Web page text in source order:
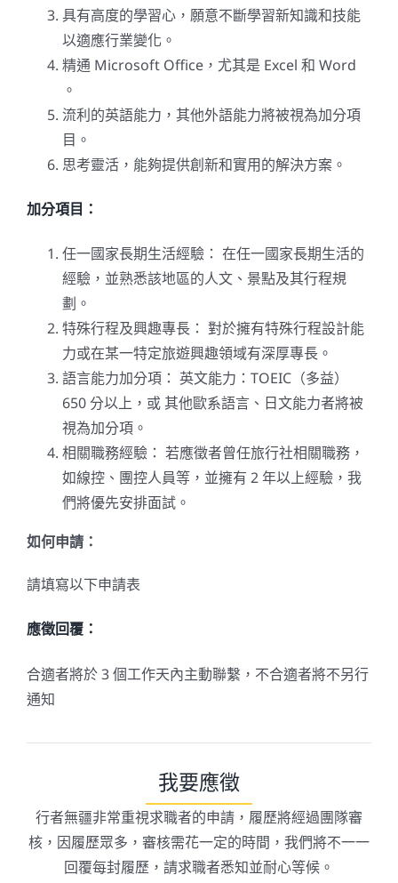
具有高度的學習心，願意不斷學習新知識和技能
以適應行業變化。
精通 Microsoft Office，尤其是 Excel 和 Word
。
流利的英語能力，其他外語能力將被視為加分項
目。
思考靈活，能夠提供創新和實用的解決方案。
加分項目：
任一國家長期生活經驗： 在任一國家長期生活的
經驗，並熟悉該地區的人文、景點及其行程規
劃。
特殊行程及興趣專長： 對於擁有特殊行程設計能
力或在某一特定旅遊興趣領域有深厚專長。
語言能力加分項： 英文能力：TOEIC（多益）
650 分以上，或 其他歐系語言、日文能力者將被
視為加分項。
相關職務經驗： 若應徵者曾任旅行社相關職務，
如線控、團控人員等，並擁有 2 年以上經驗，我
們將優先安排面試。
如何申請：
請填寫以下申請表
應徵回覆：
合適者將於 3 個工作天內主動聯繫，不合適者將不另行
通知
我要應徵
行者無疆非常重視求職者的申請，履歷將經過團隊審
核，因履歷眾多，審核需花一定的時間，我們將不一一
回覆每封履歷，請求職者悉知並耐心等候。